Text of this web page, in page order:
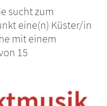
sucht zum
eine(n) Küster/in
mit einem
15